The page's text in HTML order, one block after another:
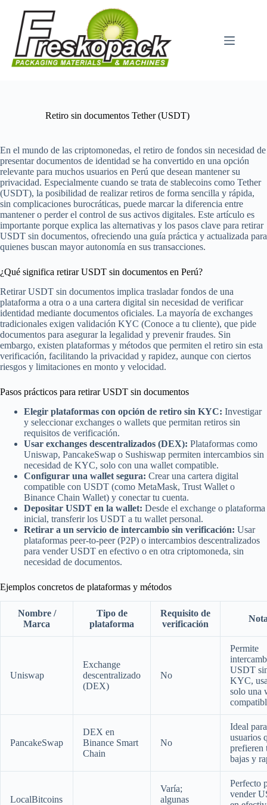
περιεχόμενο
Retiro sin documentos Tether (USDT)
En el mundo de las criptomonedas, el retiro de fondos sin necesidad de
presentar documentos de identidad se ha convertido en una opción
relevante para muchos usuarios en Perú que desean mantener su
privacidad. Especialmente cuando se trata de stablecoins como Tether
(USDT), la posibilidad de realizar retiros de forma sencilla y rápida,
sin complicaciones burocráticas, puede marcar la diferencia entre
mantener o perder el control de sus activos digitales. Este artículo es
importante porque explica las alternativas y los pasos clave para retirar
USDT sin documentos, ofreciendo una guía práctica y actualizada para
quienes buscan mayor autonomía en sus transacciones.
¿Qué significa retirar USDT sin documentos en Perú?
Retirar USDT sin documentos implica trasladar fondos de una
plataforma a otra o a una cartera digital sin necesidad de verificar
identidad mediante documentos oficiales. La mayoría de exchanges
tradicionales exigen validación KYC (Conoce a tu cliente), que pide
documentos para asegurar la legalidad y prevenir fraudes. Sin
embargo, existen plataformas y métodos que permiten el retiro sin esta
verificación, facilitando la privacidad y rapidez, aunque con ciertos
riesgos y limitaciones en monto y velocidad.
Pasos prácticos para retirar USDT sin documentos
Elegir plataformas con opción de retiro sin KYC: Investigar
y seleccionar exchanges o wallets que permitan retiros sin
requisitos de verificación.
Usar exchanges descentralizados (DEX): Plataformas como
Uniswap, PancakeSwap o Sushiswap permiten intercambios sin
necesidad de KYC, solo con una wallet compatible.
Configurar una wallet segura: Crear una cartera digital
compatible con USDT (como MetaMask, Trust Wallet o
Binance Chain Wallet) y conectar tu cuenta.
Depositar USDT en la wallet: Desde el exchange o plataforma
inicial, transferir los USDT a tu wallet personal.
Retirar a un servicio de intercambio sin verificación: Usar
plataformas peer-to-peer (P2P) o intercambios descentralizados
para vender USDT en efectivo o en otra criptomoneda, sin
necesidad de documentos.
Ejemplos concretos de plataformas y métodos
Nombre /
Marca
Tipo de
plataforma
Requisito de
verificación
Uniswap
Exchange
descentralizado
(DEX)
No
Permite
USDT
KYC,
solo una
PancakeSwap
DEX en
Binance Smart
Chain
No
Ideal para
usuarios
prefieren
bajas y
LocalBitcoins
Varía;
algunas
Perfecto
vender